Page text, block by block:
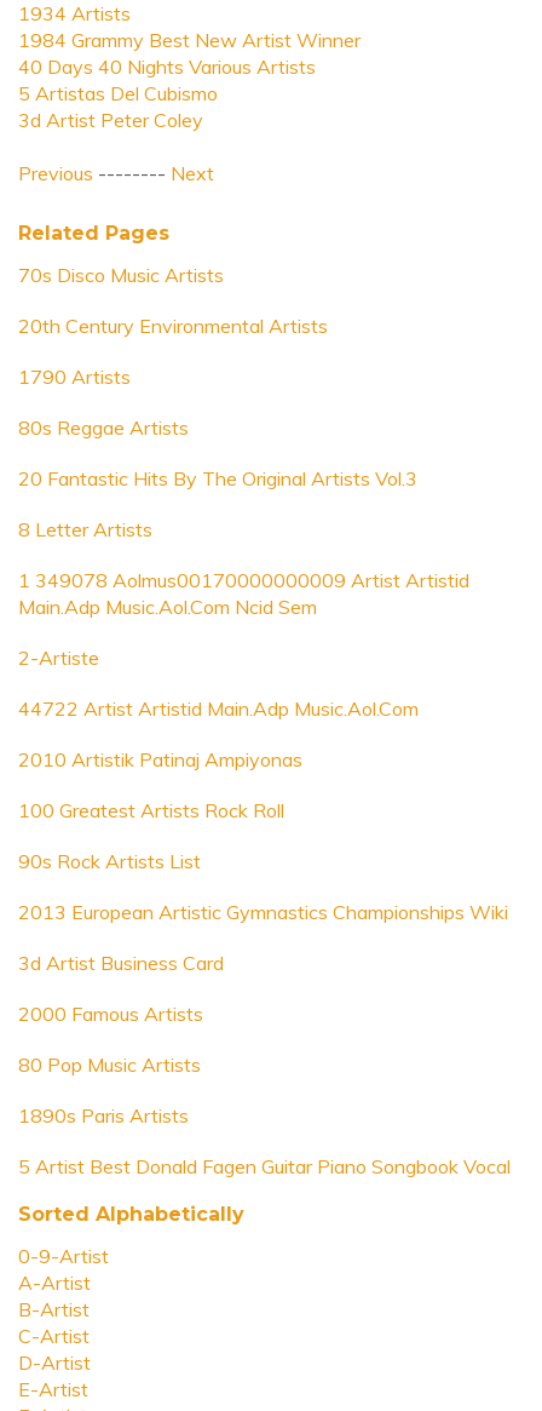
1934 Artists
1984 Grammy Best New Artist Winner
40 Days 40 Nights Various Artists
5 Artistas Del Cubismo
3d Artist Peter Coley
Previous -------- Next
Related Pages
70s Disco Music Artists
20th Century Environmental Artists
1790 Artists
80s Reggae Artists
20 Fantastic Hits By The Original Artists Vol.3
8 Letter Artists
1 349078 Aolmus00170000000009 Artist Artistid
Main.Adp Music.Aol.Com Ncid Sem
2-Artiste
44722 Artist Artistid Main.Adp Music.Aol.Com
2010 Artistik Patinaj Ampiyonas
100 Greatest Artists Rock Roll
90s Rock Artists List
2013 European Artistic Gymnastics Championships Wiki
3d Artist Business Card
2000 Famous Artists
80 Pop Music Artists
1890s Paris Artists
5 Artist Best Donald Fagen Guitar Piano Songbook Vocal
Sorted Alphabetically
0-9-Artist
A-Artist
B-Artist
C-Artist
D-Artist
E-Artist